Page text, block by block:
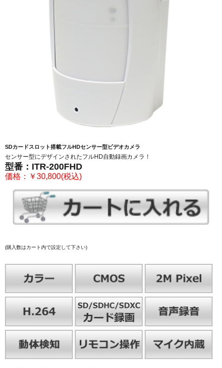
SDカードスロット搭載フルHDセンサー型ビデオカメラ
センサー型にデザインされたフルHD自動録画カメラ！
型番：ITR-200FHD
価格：￥30,800(税込)
(購入数はカート内で設定して下さい)